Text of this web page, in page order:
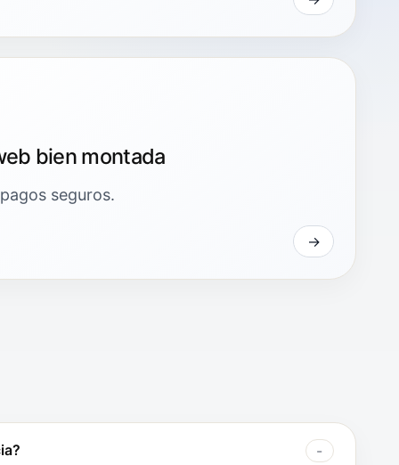
bien montada
seguros.